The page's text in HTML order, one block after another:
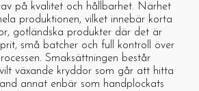
på kvalitet och hållbarhet. Närhet
produktionen, vilket innebär korta
gotländska produkter där det är
små batcher och full kontroll över
Smaksättningen består
växande kryddor som går att hitta
annat enbär som handplockats